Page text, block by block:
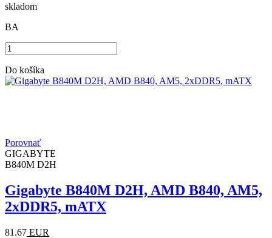
skladom
BA
Do košíka
Porovnať
GIGABYTE
B840M D2H
Gigabyte B840M D2H, AMD B840, AM5,
2xDDR5, mATX
81.67 EUR